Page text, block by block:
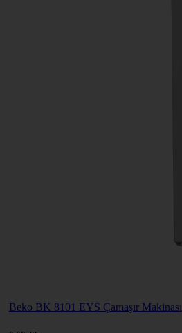
Beko BK 8101 EYS Çamaşır Makinası